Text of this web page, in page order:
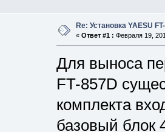
Re: Установка YAESU
« Ответ #1 : Февраля 19,
Для выноса
FT-857D
комплекта
базовый блок